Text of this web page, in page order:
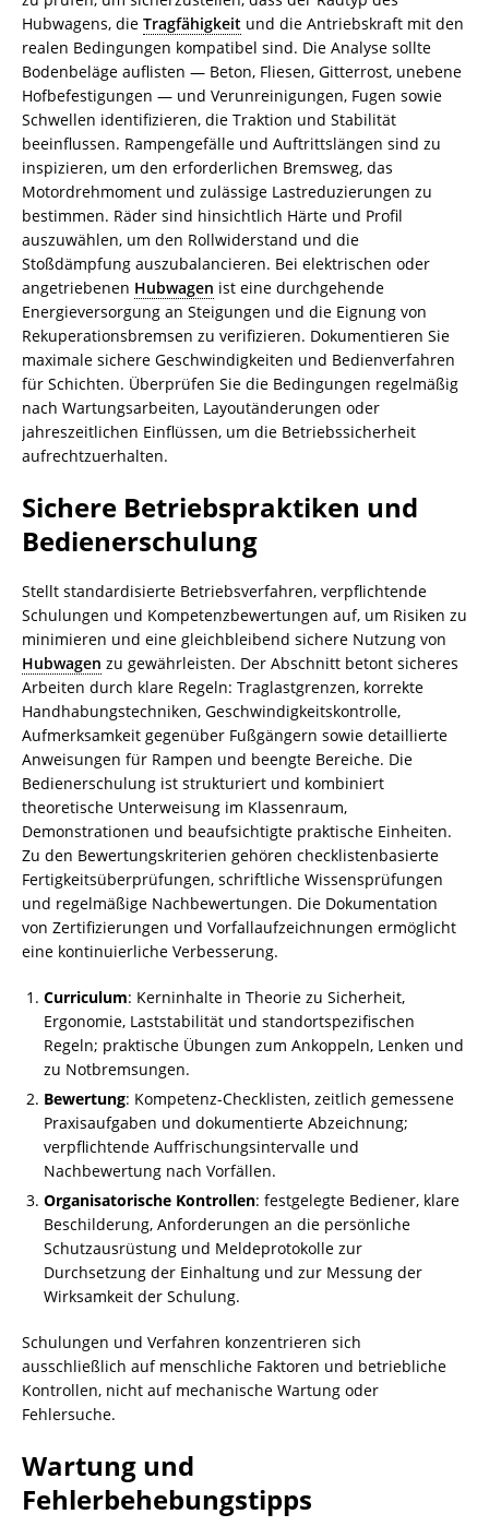
Hubwagens, die Tragfähigkeit und die Antriebskraft mit den
realen Bedingungen kompatibel sind. Die Analyse sollte
Bodenbeläge auflisten — Beton, Fliesen, Gitterrost, unebene
Hofbefestigungen — und Verunreinigungen, Fugen sowie
Schwellen identifizieren, die Traktion und Stabilität
beeinflussen. Rampengefälle und Auftrittslängen sind zu
inspizieren, um den erforderlichen Bremsweg, das
Motordrehmoment und zulässige Lastreduzierungen zu
bestimmen. Räder sind hinsichtlich Härte und Profil
auszuwählen, um den Rollwiderstand und die
Stoßdämpfung auszubalancieren. Bei elektrischen oder
angetriebenen Hubwagen ist eine durchgehende
Energieversorgung an Steigungen und die Eignung von
Rekuperationsbremsen zu verifizieren. Dokumentieren Sie
maximale sichere Geschwindigkeiten und Bedienverfahren
für Schichten. Überprüfen Sie die Bedingungen regelmäßig
nach Wartungsarbeiten, Layoutänderungen oder
jahreszeitlichen Einflüssen, um die Betriebssicherheit
aufrechtzuerhalten.
Sichere Betriebspraktiken und
Bedienerschulung
Stellt standardisierte Betriebsverfahren, verpflichtende
Schulungen und Kompetenzbewertungen auf, um Risiken zu
minimieren und eine gleichbleibend sichere Nutzung von
Hubwagen zu gewährleisten. Der Abschnitt betont sicheres
Arbeiten durch klare Regeln: Traglastgrenzen, korrekte
Handhabungstechniken, Geschwindigkeitskontrolle,
Aufmerksamkeit gegenüber Fußgängern sowie detaillierte
Anweisungen für Rampen und beengte Bereiche. Die
Bedienerschulung ist strukturiert und kombiniert
theoretische Unterweisung im Klassenraum,
Demonstrationen und beaufsichtigte praktische Einheiten.
Zu den Bewertungskriterien gehören checklistenbasierte
Fertigkeitsüberprüfungen, schriftliche Wissensprüfungen
und regelmäßige Nachbewertungen. Die Dokumentation
von Zertifizierungen und Vorfallaufzeichnungen ermöglicht
eine kontinuierliche Verbesserung.
Curriculum: Kerninhalte in Theorie zu Sicherheit,
Ergonomie, Laststabilität und standortspezifischen
Regeln; praktische Übungen zum Ankoppeln, Lenken und
zu Notbremsungen.
Bewertung: Kompetenz-Checklisten, zeitlich gemessene
Praxisaufgaben und dokumentierte Abzeichnung;
verpflichtende Auffrischungsintervalle und
Nachbewertung nach Vorfällen.
Organisatorische Kontrollen: festgelegte Bediener, klare
Beschilderung, Anforderungen an die persönliche
Schutzausrüstung und Meldeprotokolle zur
Durchsetzung der Einhaltung und zur Messung der
Wirksamkeit der Schulung.
Schulungen und Verfahren konzentrieren sich
ausschließlich auf menschliche Faktoren und betriebliche
Kontrollen, nicht auf mechanische Wartung oder
Fehlersuche.
Wartung und
Fehlerbehebungstipps